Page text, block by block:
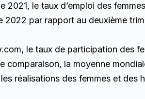
le taux d’emploi des
2022 par rapport au deuxième
le taux de participation des
la moyenne
réalisations des femmes et des